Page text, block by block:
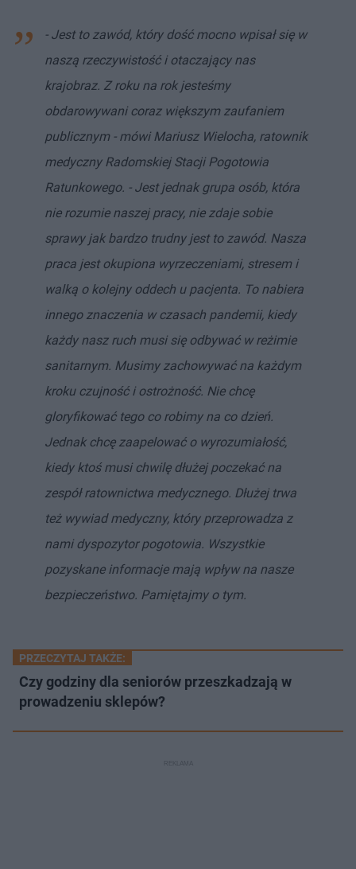
- Jest to zawód, który dość mocno wpisał się w
naszą rzeczywistość i otaczający nas
krajobraz. Z roku na rok jesteśmy
obdarowywani coraz większym zaufaniem
publicznym - mówi Mariusz Wielocha, ratownik
medyczny Radomskiej Stacji Pogotowia
Ratunkowego. - Jest jednak grupa osób, która
nie rozumie naszej pracy, nie zdaje sobie
sprawy jak bardzo trudny jest to zawód. Nasza
praca jest okupiona wyrzeczeniami, stresem i
walką o kolejny oddech u pacjenta. To nabiera
innego znaczenia w czasach pandemii, kiedy
każdy nasz ruch musi się odbywać w reżimie
sanitarnym. Musimy zachowywać na każdym
kroku czujność i ostrożność. Nie chcę
gloryfikować tego co robimy na co dzień.
Jednak chcę zaapelować o wyrozumiałość,
kiedy ktoś musi chwilę dłużej poczekać na
zespół ratownictwa medycznego. Dłużej trwa
też wywiad medyczny, który przeprowadza z
nami dyspozytor pogotowia. Wszystkie
pozyskane informacje mają wpływ na nasze
bezpieczeństwo. Pamiętajmy o tym.
PRZECZYTAJ TAKŻE:
Czy godziny dla seniorów przeszkadzają w
prowadzeniu sklepów?